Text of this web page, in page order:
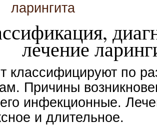
лечение
классифицируют по
Причины
инфекционные.
и длительное.